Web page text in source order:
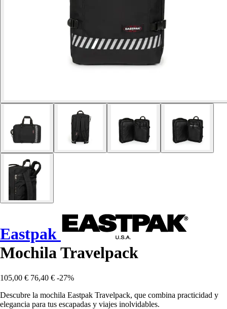
Eastpak
Mochila Travelpack
105,00 € 76,40 € -27%
Descubre la mochila Eastpak Travelpack, que combina practicidad y
elegancia para tus escapadas y viajes inolvidables.